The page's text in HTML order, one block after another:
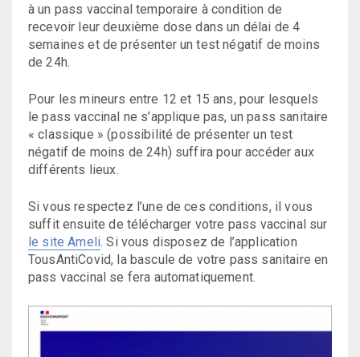
à un pass vaccinal temporaire à condition de
recevoir leur deuxième dose dans un délai de 4
semaines et de présenter un test négatif de moins
de 24h.
Pour les mineurs entre 12 et 15 ans, pour lesquels
le pass vaccinal ne s’applique pas, un pass sanitaire
« classique » (possibilité de présenter un test
négatif de moins de 24h) suffira pour accéder aux
différents lieux.
Si vous respectez l’une de ces conditions, il vous
suffit ensuite de télécharger votre pass vaccinal sur
le site Ameli. Si vous disposez de l’application
TousAntiCovid, la bascule de votre pass sanitaire en
pass vaccinal se fera automatiquement.